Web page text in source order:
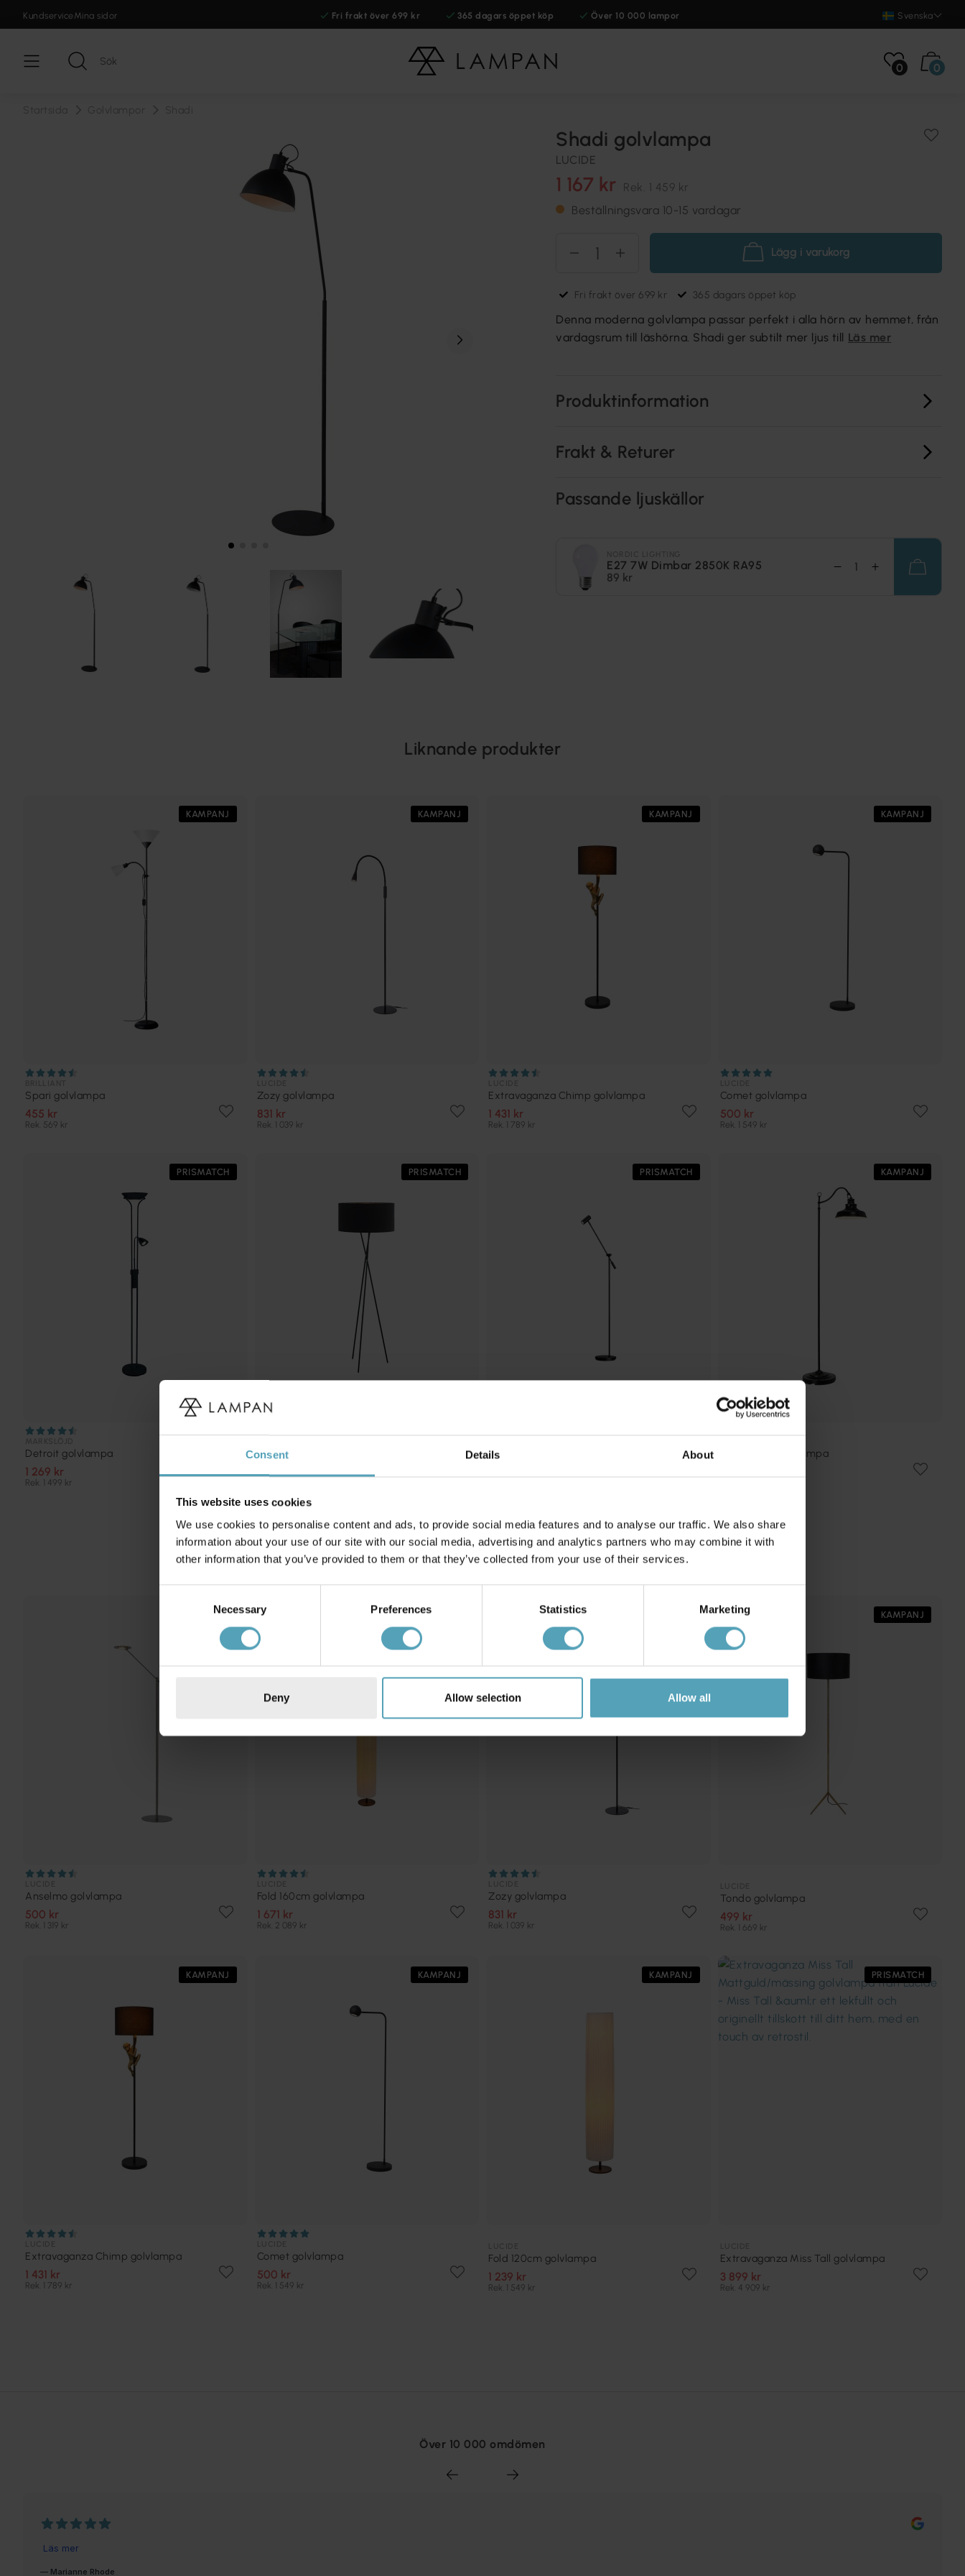
Consent Details About
This website uses cookies
We use cookies to personalise content and ads, to provide social media features and to analyse our traffic. We also share
information about your use of our site with our social media, advertising and analytics partners who may combine it with
other information that you’ve provided to them or that they’ve collected from your use of their services.
Necessary Preferences Statistics Marketing
Deny Allow selection Allow all
KundserviceMina sidor Fri frakt över 699 kr 365 dagars öppet köp Över 10 000 lampor Svenska
0 0
Shadi golvlampa
LUCIDE
1 167 kr Rek. 1 459 kr
Beställningsvara 10-15 vardagar
Lägg i varukorg
Fri frakt över 699 kr 365 dagars öppet köp
Denna moderna golvlampa passar perfekt i alla hörn av hemmet, från
vardagsrum till läshörna. Shadi ger subtilt mer ljus till Läs mer
Produktinformation
Frakt & Returer
Passande ljuskällor
E27 7W Dimbar 2850K RA95
89 kr
Liknande produkter
KAMPANJ
Spari golvlampa
455 kr
Rek. 569 kr
KAMPANJ
Zozy golvlampa
831 kr
Rek. 1 039 kr
KAMPANJ
Extravaganza Chimp golvlampa
1 431 kr
Rek. 1 789 kr
KAMPANJ
Comet golvlampa
500 kr
Rek. 1 549 kr
PRISMATCH
Detroit golvlampa
1 269 kr
Rek. 1 499 kr
PRISMATCH
Fondachelli golvlampa
1 993 kr
PRISMATCH
Cato Dimbar golvlampa
KAMPANJ
New Haven golvlampa
Andra köpte även
KAMPANJ
Anselmo golvlampa
500 kr
Rek. 1 319 kr
KAMPANJ
Fold 160cm golvlampa
1 671 kr
Rek. 2 089 kr
Zozy golvlampa
831 kr
Rek. 1 039 kr
KAMPANJ
Tondo golvlampa
499 kr
Rek. 1 669 kr
KAMPANJ
Extravaganza Chimp golvlampa
1 431 kr
Rek. 1 789 kr
KAMPANJ
Comet golvlampa
500 kr
Rek. 1 549 kr
KAMPANJ
Fold 120cm golvlampa
1 239 kr
Rek. 1 549 kr
PRISMATCH
Extravaganza Miss Tall golvlampa
3 899 kr
Rek. 4 909 kr
Över 10 000 omdömen